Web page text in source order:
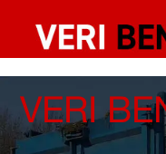
contenu
VERI